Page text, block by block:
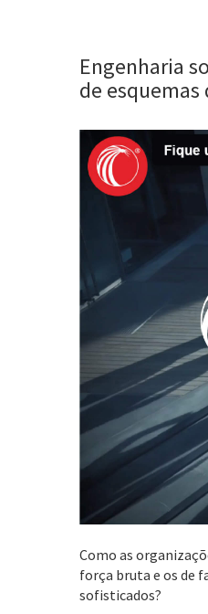
Engenharia
de
Como as
força bruta e os de
sofisticados?